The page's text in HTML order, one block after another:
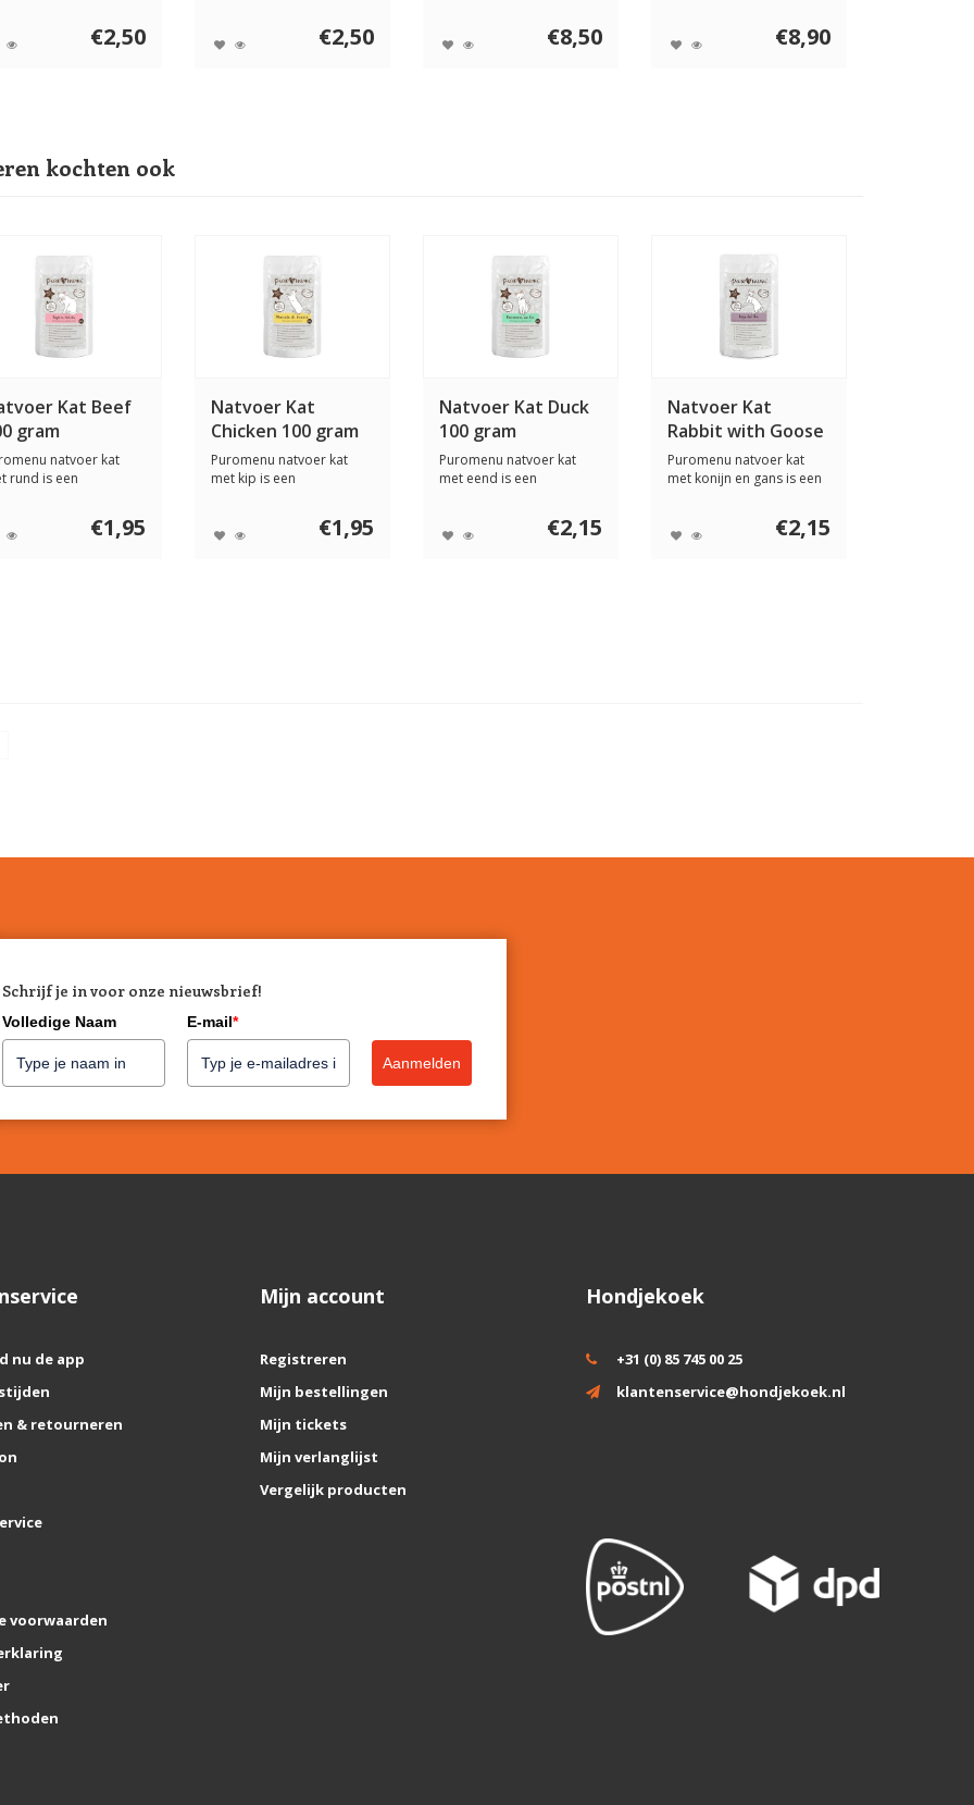
€2,50 €2,50 €8,50 €8,90
kochten ook
Kat Beef
gram
natvoer kat
rund is een
€1,95
Natvoer Kat
Chicken 100 gram
Puromenu natvoer kat
met kip is een
€1,95
Natvoer Kat Duck
100 gram
Puromenu natvoer kat
met eend is een
€2,15
Natvoer Kat
Rabbit with Goose
100 gram
Puromenu natvoer kat
met konijn en gans is een
€2,15
Schrijf je in voor onze nieuwsbrief!
Volledige Naam E-mail*
Aanmelden
nu de app
& retourneren
voorwaarden
Mijn account
Registreren
Mijn bestellingen
Mijn tickets
Mijn verlanglijst
Vergelijk producten
Hondjekoek
+31 (0) 85 745 00 25
klantenservice@hondjekoek.nl